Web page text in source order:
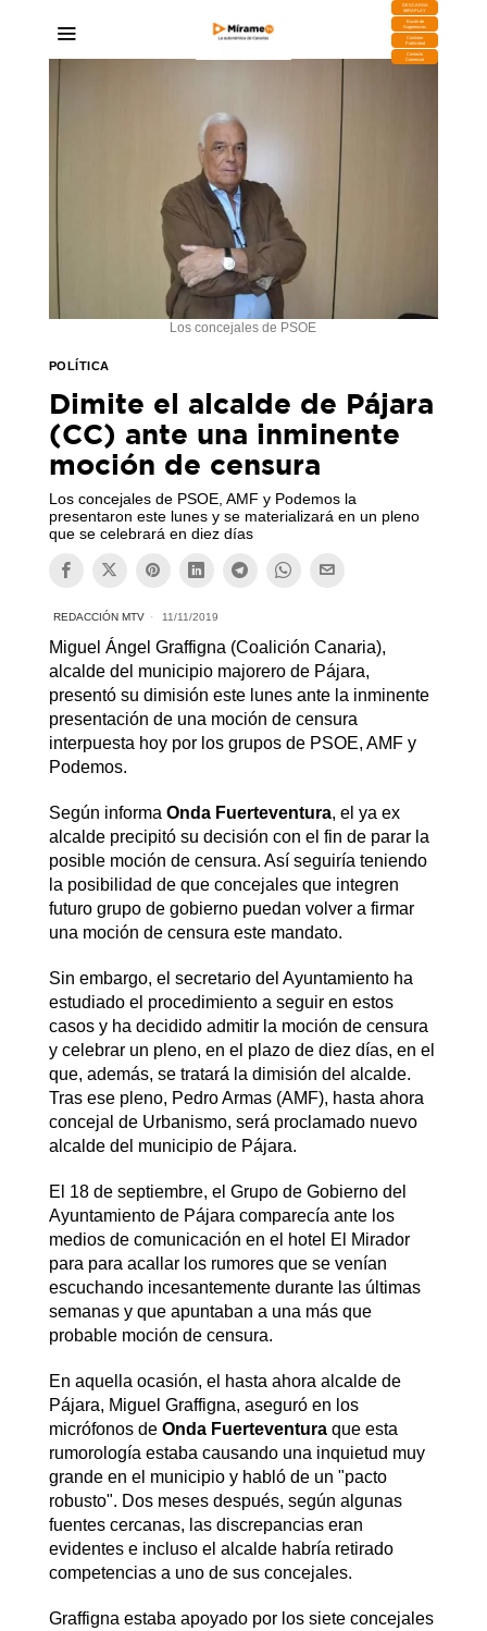
DESCARGA
MIRAPLAY
Buzón de
Sugerencias
Contratar
Publicidad
Contacto
Comercial
Los concejales de PSOE
POLÍTICA
Dimite el alcalde de Pájara
(CC) ante una inminente
moción de censura
Los concejales de PSOE, AMF y Podemos la
presentaron este lunes y se materializará en un pleno
que se celebrará en diez días
REDACCIÓN MTV 11/11/2019
Miguel Ángel Graffigna (Coalición Canaria),
alcalde del municipio majorero de Pájara,
presentó su dimisión este lunes ante la inminente
presentación de una moción de censura
interpuesta hoy por los grupos de PSOE, AMF y
Podemos.
Según informa Onda Fuerteventura, el ya ex
alcalde precipitó su decisión con el fin de parar la
posible moción de censura. Así seguiría teniendo
la posibilidad de que concejales que integren
futuro grupo de gobierno puedan volver a firmar
una moción de censura este mandato.
Sin embargo, el secretario del Ayuntamiento ha
estudiado el procedimiento a seguir en estos
casos y ha decidido admitir la moción de censura
y celebrar un pleno, en el plazo de diez días, en el
que, además, se tratará la dimisión del alcalde.
Tras ese pleno, Pedro Armas (AMF), hasta ahora
concejal de Urbanismo, será proclamado nuevo
alcalde del municipio de Pájara.
El 18 de septiembre, el Grupo de Gobierno del
Ayuntamiento de Pájara comparecía ante los
medios de comunicación en el hotel El Mirador
para para acallar los rumores que se venían
escuchando incesantemente durante las últimas
semanas y que apuntaban a una más que
probable moción de censura.
En aquella ocasión, el hasta ahora alcalde de
Pájara, Miguel Graffigna, aseguró en los
micrófonos de Onda Fuerteventuraque esta
rumorología estaba causando una inquietud muy
grande en el municipio y habló de un "pacto
robusto". Dos meses después, según algunas
fuentes cercanas, las discrepancias eran
evidentes e incluso el alcalde habría retirado
competencias a uno de sus concejales.
Graffigna estaba apoyado por los siete concejales